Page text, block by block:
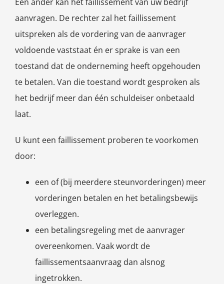
aanvragen. De rechter zal het faillissement
uitspreken als de vordering van de aanvrager
voldoende vaststaat én er sprake is van een
toestand dat de onderneming heeft opgehouden
te betalen. Van die toestand wordt gesproken als
het bedrijf meer dan één schuldeiser onbetaald
laat.
U kunt een faillissement proberen te voorkomen
door:
een of (bij meerdere steunvorderingen) meer
vorderingen betalen en het betalingsbewijs
overleggen.
een betalingsregeling met de aanvrager
overeenkomen. Vaak wordt de
faillissementsaanvraag dan alsnog
ingetrokken.